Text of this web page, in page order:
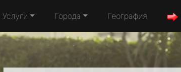
Услуги Города География